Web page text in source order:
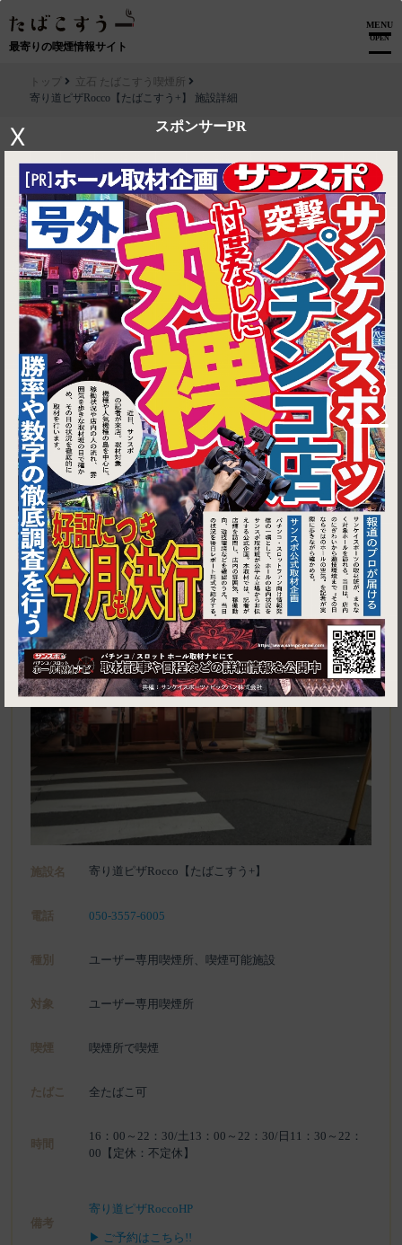
最寄りの喫煙情報サイト
MENU
OPEN
スポンサーPR
X
1
トップ
立石 たばこすう喫煙所
寄り道ピザRocco【たばこすう+】 施設詳細
▶ ルートを見る
立石 たばこすう喫煙所│寄り道ピザRocco【たばこすう+】
東京都葛飾区立石4-30-13
施設名 寄り道ピザRocco【たばこすう+】
電話 050-3557-6005
種別 ユーザー専用喫煙所、喫煙可能施設
対象 ユーザー専用喫煙所
喫煙 喫煙所で喫煙
たばこ 全たばこ可
時間
16：00～22：30/土13：00～22：30/日11：30～22：
00【定休：不定休】
備考
寄り道ピザRoccoHP
▶ ご予約はこちら!!